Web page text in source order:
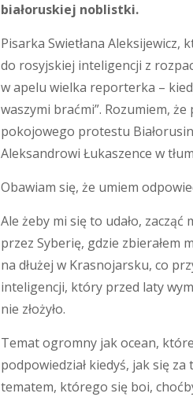
białoruskiej noblistki.
Pisarka Swietłana Aleksijewicz,
do rosyjskiej inteligencji z
w apelu wielka reporterka –
waszymi braćmi”. Rozumiem,
pokojowego protestu
Aleksandrowi Łukaszence w
Obawiam się, że umiem
Ale żeby mi się to udało,
przez Syberię, gdzie zbierałem
na dłużej w Krasnojarsku, co
inteligencji, który przed laty
nie złożyło.
Temat ogromny jak ocean,
podpowiedział kiedyś, jak się
tematem, którego się boi,